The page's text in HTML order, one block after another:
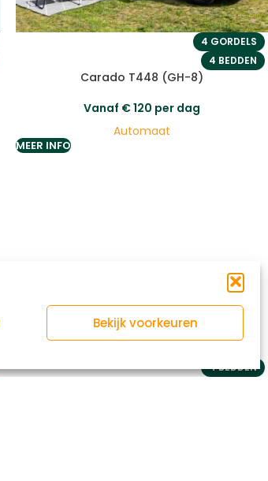
Bekijk voorkeuren
4 GORDELS
4 BEDDEN
Carado T448 (GH-8)
Vanaf €120 per dag
Automaat
MEER INFO
4 BEDDEN